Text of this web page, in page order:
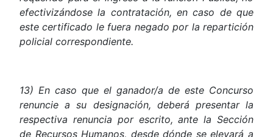
efectivizándose la contratación, en caso de que
este certificado le fuera negado por la repartición
policial correspondiente.
13) En caso que el ganador/a de este Concurso
renuncie a su designación, deberá presentar la
respectiva renuncia por escrito, ante la Sección
de Recursos Humanos, desde dónde se elevará a